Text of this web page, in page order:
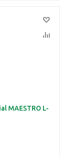
MAESTRO L-